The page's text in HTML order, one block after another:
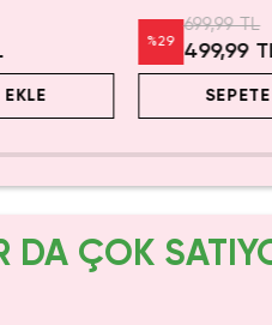
EKLE
%29
699,99 TL
499,99
DA ÇOK